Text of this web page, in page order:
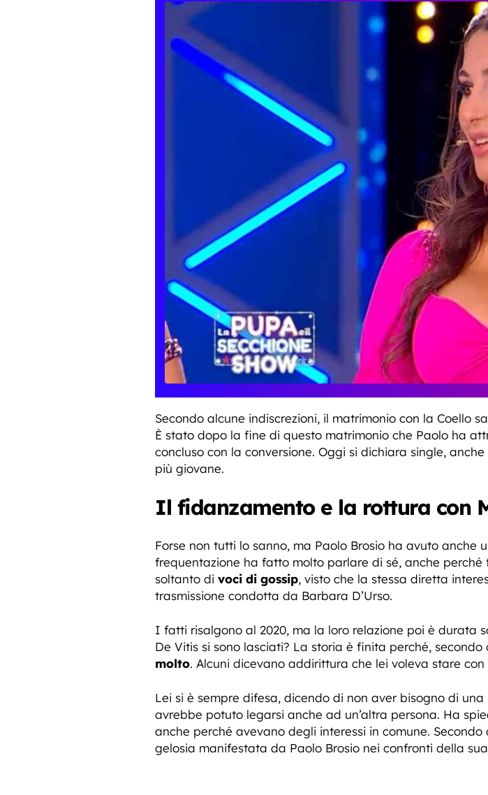
Secondo alcune indiscrezioni, il matrimonio con la Coello
È stato dopo la fine di questo matrimonio che Paolo ha
concluso con la conversione. Oggi si dichiara single,
più giovane.
Il fidanzamento e la rottura con
Forse non tutti lo sanno, ma Paolo Brosio ha avuto anche
frequentazione ha fatto molto parlare di sé, anche
soltanto di voci di gossip, visto che la stessa diretta
trasmissione condotta da Barbara D’Urso.
I fatti risalgono al 2020, ma la loro relazione poi è durata
De Vitis si sono lasciati? La storia è finita perché,
molto. Alcuni dicevano addirittura che lei voleva stare
Lei si è sempre difesa, dicendo di non aver bisogno di
avrebbe potuto legarsi anche ad un’altra persona. Ha
anche perché avevano degli interessi in comune.
gelosia manifestata da Paolo Brosio nei confronti della